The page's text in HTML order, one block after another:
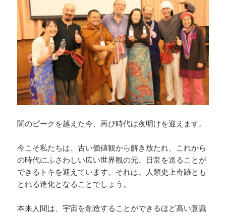
闇のピークを越えた今、再び時代は夜明けを迎えます。
今こそ私たちは、古い価値観から解き放たれ、これから
の時代にふさわしい広い世界観の元、日常を送ることが
できるトキを迎えています。それは、人類史上奇跡とも
とれる進化となることでしょう。
本来人間は、宇宙を創造することができるほど高い意識